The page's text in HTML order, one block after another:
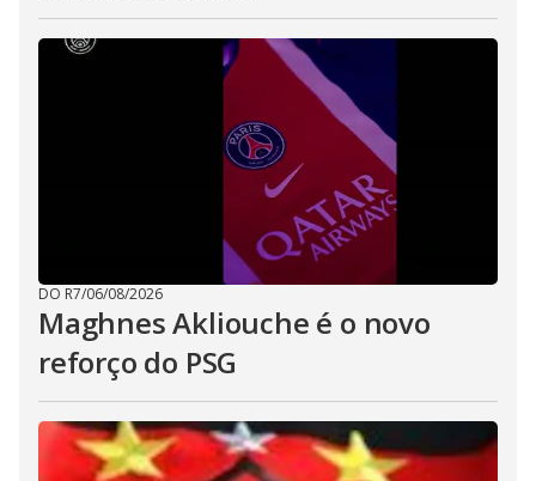
DO R7/06/08/2026
Maghnes Akliouche é o novo
reforço do PSG